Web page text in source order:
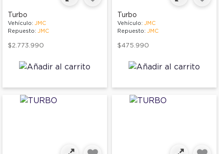
Turbo
Vehículo: JMC
Repuesto: JMC
$2.773.990
Turbo
Vehículo: JMC
Repuesto: JMC
$475.990